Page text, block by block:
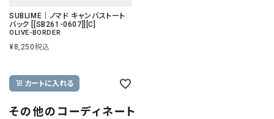
SUBLIME｜ノマド キャンバストート
バック [[SB261-0607]][C]
OLIVE-BORDER
¥8,250税込
カートに入れる
その他のコーディネート